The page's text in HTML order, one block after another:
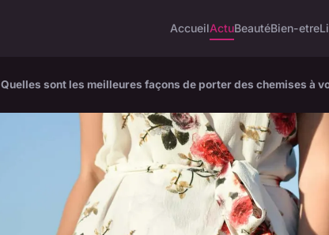
AccueilActuBeautéBien-etre
Quelles sont les meilleures façons de porter des chemises à